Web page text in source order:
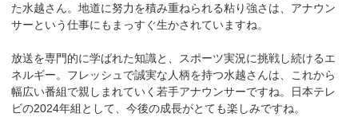
た水越さん。地道に努力を積み重ねられる粘り強さは、アナウン
サーという仕事にもまっすぐ生かされていますね。
放送を専門的に学ばれた知識と、スポーツ実況に挑戦し続けるエ
ネルギー。フレッシュで誠実な人柄を持つ水越さんは、これから
幅広い番組で親しまれていく若手アナウンサーですね。日本テレ
ビの2024年組として、今後の成長がとても楽しみですね。